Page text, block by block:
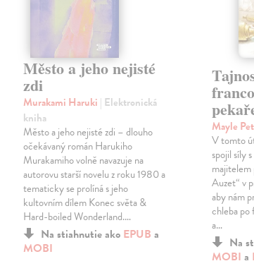
Město a jeho nejisté
zdi
Murakami Haruki | Elektronická
kniha
Město a jeho nejisté zdi – dlouho
očekávaný román Harukiho
Murakamiho volně navazuje na
autorovu starší novelu z roku 1980 a
tematicky se prolíná s jeho
kultovním dílem Konec světa &
Hard-boiled Wonderland.…
Na stiahnutie ako EPUB a
MOBI
Mayle
V tomto
spojil síly
majitelem
Auzet“ v
aby nám
chleba po
a…
Na
MOBI a